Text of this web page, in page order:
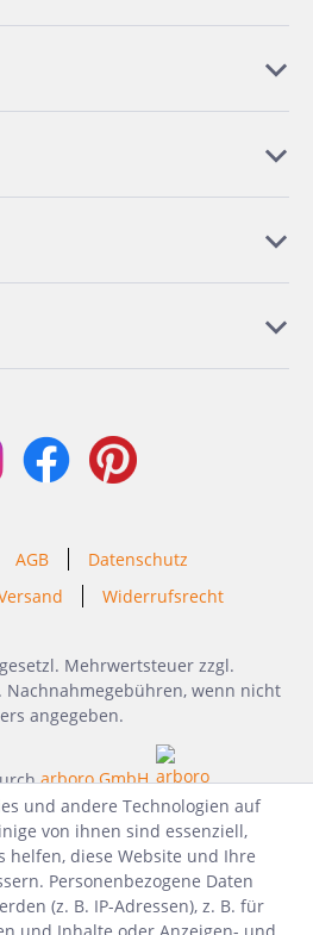
AGB
Datenschutz
Widerrufsrecht
Mehrwertsteuer zzgl.
Nachnahmegebühren, wenn nicht
angegeben.
arboro GmbH
und andere Technologien auf
von ihnen sind essenziell,
helfen, diese Website und Ihre
Personenbezogene Daten
(z. B. IP-Adressen), z. B. für